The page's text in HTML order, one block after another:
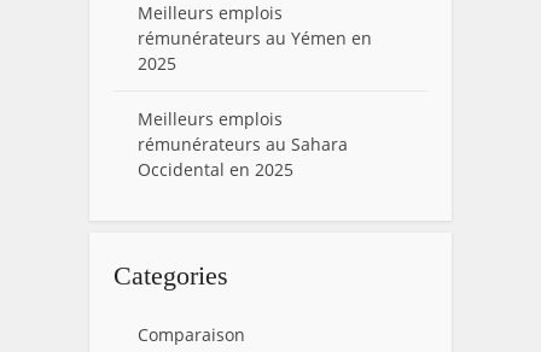
Meilleurs emplois
rémunérateurs au Yémen en
2025
Meilleurs emplois
rémunérateurs au Sahara
Occidental en 2025
Categories
Comparaison